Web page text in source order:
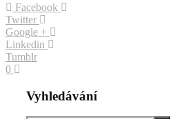
Facebook
Twitter
Google +
Linkedin
Tumblr
0
Vyhledávání